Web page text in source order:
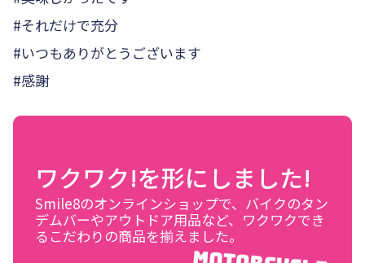
#それだけで充分
#いつもありがとうございます
#感謝
ワクワク!を形にしました!
Smile8のオンラインショップで、バイクのタン
デムバーやアウトドア用品など、ワクワクでき
るこだわりの商品を揃えました。